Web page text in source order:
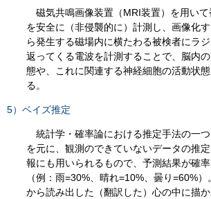
磁気共鳴画像装置（MRI装置）を用い
を安全に（非侵襲的に）計測し、画像化
ら発生する磁場内に横たわる被検者にラ
返ってくる電波を計測することで、脳内
態や、これに関連する神経細胞の活動状
る。
5）ベイズ推定
統計学・確率論における推定手法の一
を元に、観測のできていないデータの推
報にも用いられるもので、予測結果が確
（例：雨=30%、晴れ=10%、曇り=60%
から読み出した（翻訳した）心の中に描